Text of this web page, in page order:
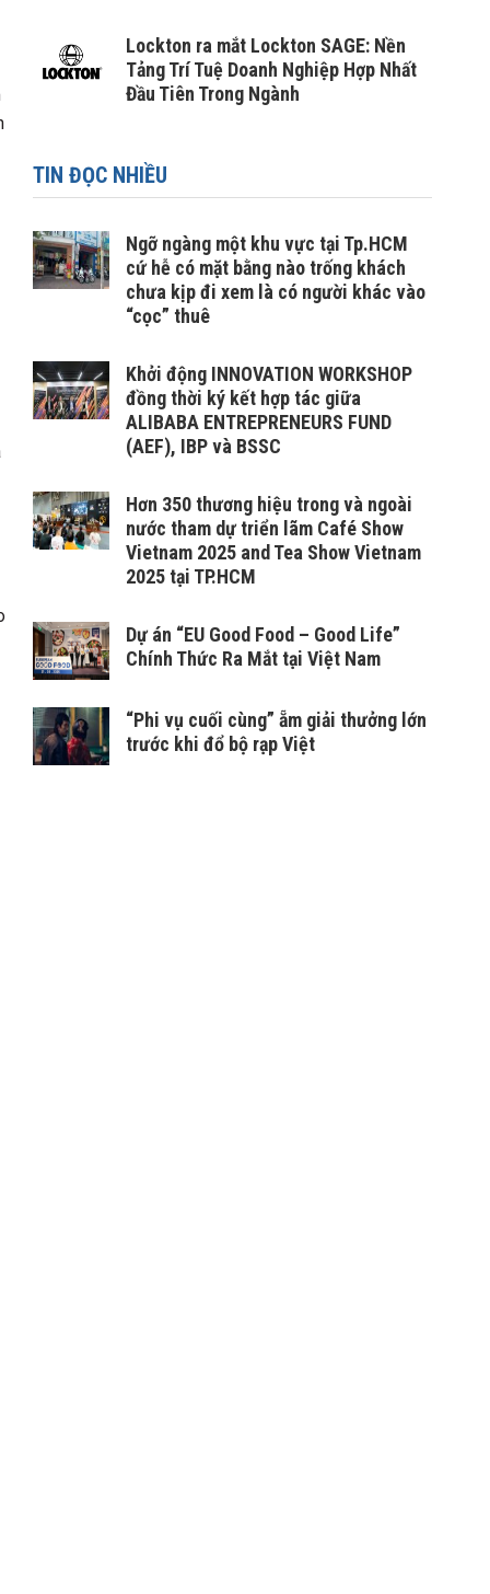
Lockton ra mắt Lockton SAGE: Nền
Tảng Trí Tuệ Doanh Nghiệp Hợp Nhất
Đầu Tiên Trong Ngành
TIN ĐỌC NHIỀU
Ngỡ ngàng một khu vực tại Tp.HCM
cứ hễ có mặt bằng nào trống khách
chưa kịp đi xem là có người khác vào
“cọc” thuê
Khởi động INNOVATION WORKSHOP
đồng thời ký kết hợp tác giữa
ALIBABA ENTREPRENEURS FUND
(AEF), IBP và BSSC
Hơn 350 thương hiệu trong và ngoài
nước tham dự triển lãm Café Show
Vietnam 2025 and Tea Show Vietnam
2025 tại TP.HCM
Dự án “EU Good Food – Good Life”
Chính Thức Ra Mắt tại Việt Nam
“Phi vụ cuối cùng” ẵm giải thưởng lớn
trước khi đổ bộ rạp Việt